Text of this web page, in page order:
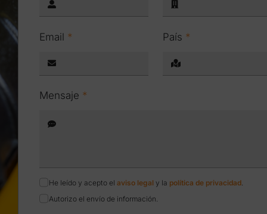
Email * País *
Mensaje *
He leído y acepto el aviso legal y la política de privacidad
Autorizo el envío de información.